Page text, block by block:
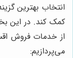
انتخاب بهترین
کمک کند. در این
از خدمات فروش
می‌پردازیم: